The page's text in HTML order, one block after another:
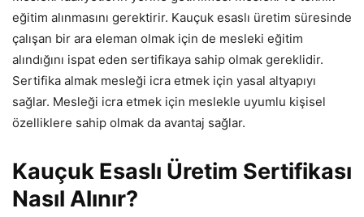
eğitim alınmasını gerektirir. Kauçuk esaslı üretim süresinde
çalışan bir ara eleman olmak için de mesleki eğitim
alındığını ispat eden sertifikaya sahip olmak gereklidir.
Sertifika almak mesleği icra etmek için yasal altyapıyı
sağlar. Mesleği icra etmek için meslekle uyumlu kişisel
özelliklere sahip olmak da avantaj sağlar.
Kauçuk Esaslı Üretim Sertifikası
Nasıl Alınır?